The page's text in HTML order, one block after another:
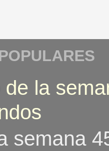
de la
semana